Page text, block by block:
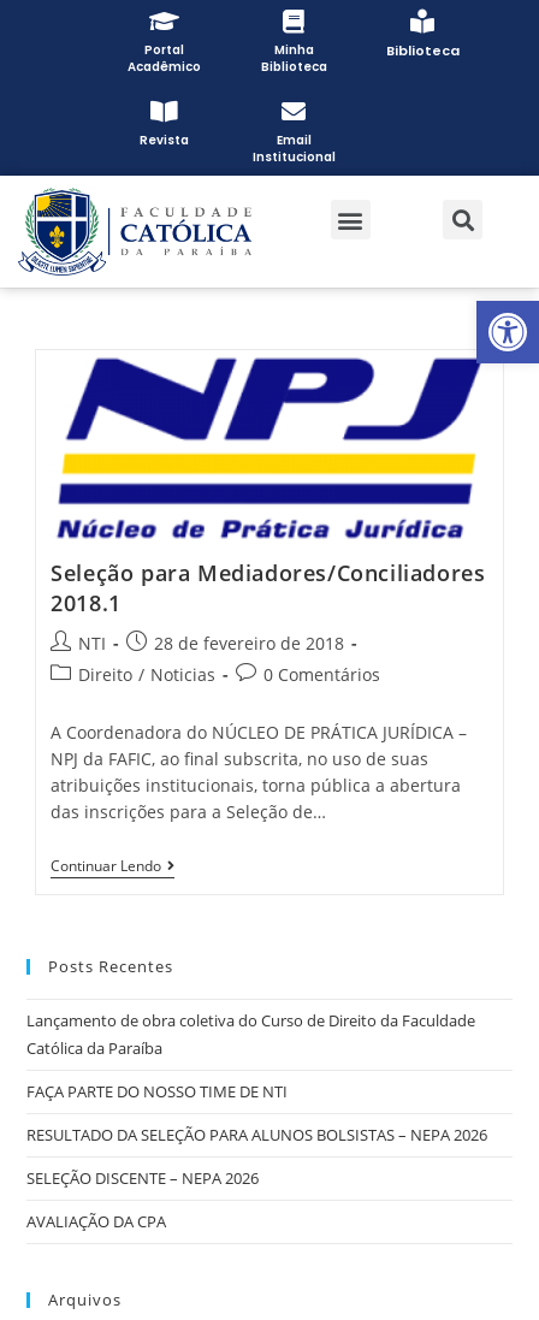
Open toolbar
Portal
Acadêmico
Minha
Biblioteca
Biblioteca
Revista
Email
Institucional
Seleção para Mediadores/Conciliadores
2018.1
NTI
28 de fevereiro de 2018
Direito / Noticias 0 Comentários
A Coordenadora do NÚCLEO DE PRÁTICA JURÍDICA –
NPJ da FAFIC, ao final subscrita, no uso de suas
atribuições institucionais, torna pública a abertura
das inscrições para a Seleção de…
Continuar Lendo
Posts Recentes
Lançamento de obra coletiva do Curso de Direito da Faculdade
Católica da Paraíba
FAÇA PARTE DO NOSSO TIME DE NTI
RESULTADO DA SELEÇÃO PARA ALUNOS BOLSISTAS – NEPA 2026
SELEÇÃO DISCENTE – NEPA 2026
AVALIAÇÃO DA CPA
Arquivos